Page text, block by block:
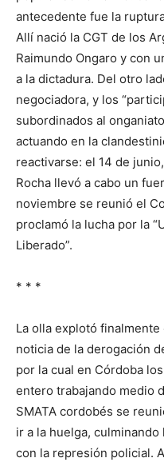
antecedente fue la
Allí nació la CGT de los
Raimundo Ongaro y con
a la dictadura. Del otro
negociadora, y los
subordinados al
actuando en la
reactivarse: el 14 de
Rocha llevó a cabo un
noviembre se reunió el
proclamó la lucha por la
Liberado”.
* * *
La olla explotó finalmente
noticia de la derogación
por la cual en Córdoba
entero trabajando medio
SMATA cordobés se
ir a la huelga,
con la represión policial.